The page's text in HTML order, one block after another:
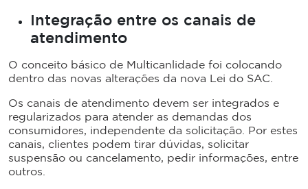
Integração entre os canais de
atendimento
O conceito básico de Multicanlidade foi colocando
dentro das novas alterações da nova Lei do SAC.
Os canais de atendimento devem ser integrados e
regularizados para atender as demandas dos
consumidores, independente da solicitação. Por estes
canais, clientes podem tirar dúvidas, solicitar
suspensão ou cancelamento, pedir informações, entre
outros.